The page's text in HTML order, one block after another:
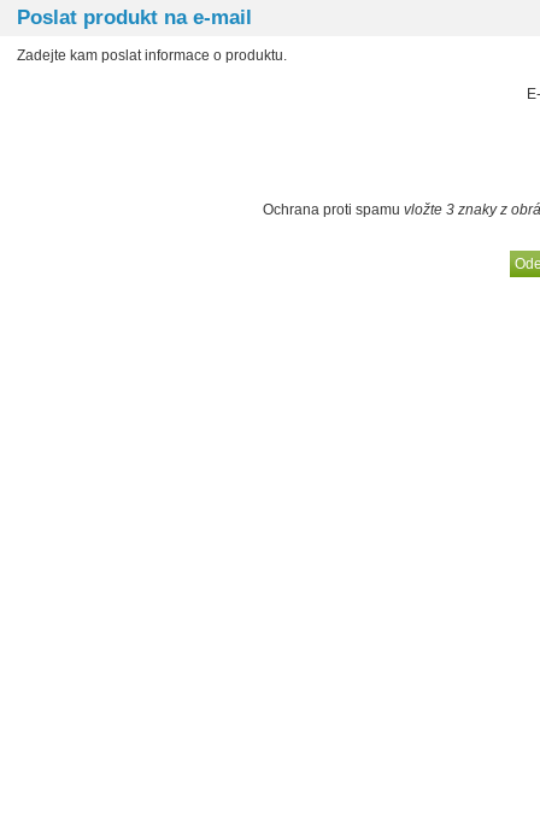
Poslat produkt na e-mail
Zadejte kam poslat informace o produktu.
Ochrana proti spamu vložte 3 znaky z